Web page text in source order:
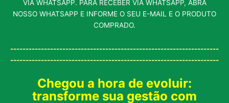
VIA WHATSAPP. PARA RECEBER VIA WHATSAPP, ABRA
NOSSO WHATSAPP E INFORME O SEU E-MAIL E O PRODUTO
COMPRADO.
--------------------------------------------------------------------
--------------------------------------------------------------------
Chegou a hora de evoluir:
transforme sua gestão com